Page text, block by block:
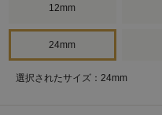
12mm
24mm
選択されたサイズ：24mm